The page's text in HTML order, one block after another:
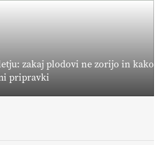
zakaj plodovi ne zorijo in kako
pripravki